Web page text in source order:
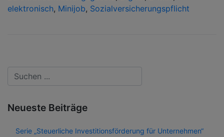
elektronisch, Minijob, Sozialversicherungspflicht
Neueste Beiträge
Serie „Steuerliche Investitionsförderung für Unternehmen“